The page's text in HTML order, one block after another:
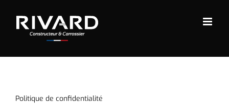
contenu
Politique de confidentialité